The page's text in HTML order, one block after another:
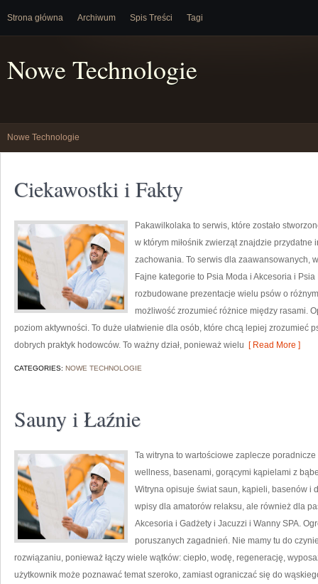
Strona główna Archiwum Spis Treści Tagi
Nowe Technologie
Nowe Technologie
Ciekawostki i Fakty
Pakawilkolaka to serwis, które zostało
w którym miłośnik zwierząt znajdzie
zachowania. To serwis dla zaawansowanych,
Fajne kategorie to Psia Moda i Akcesoria i
rozbudowane prezentacje wielu psów o
możliwość zrozumieć różnice między rasami.
poziom aktywności. To duże ułatwienie dla osób, które chcą lepiej zrozumieć
dobrych praktyk hodowców. To ważny dział, ponieważ wielu [ Read More ]
CATEGORIES: NOWE TECHNOLOGIE
Sauny i Łaźnie
Ta witryna to wartościowe zaplecze
wellness, basenami, gorącymi kąpielami z
Witryna opisuje świat saun, kąpieli, basenów i
wpisy dla amatorów relaksu, ale również dla
Akcesoria i Gadżety i Jacuzzi i Wanny SPA.
poruszanych zagadnień. Nie mamy tu do
rozwiązaniu, ponieważ łączy wiele wątków: ciepło, wodę, regenerację,
użytkownik może poznawać temat szeroko, zamiast ograniczać się do